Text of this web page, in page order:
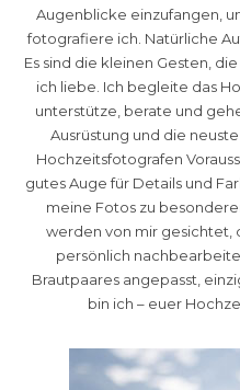
Augenblicke einzufangen,
fotografiere ich. Natürliche
Es sind die kleinen Gesten,
ich liebe. Ich begleite das
unterstütze, berate und
Ausrüstung und die
Hochzeitsfotografen
gutes Auge für Details und
meine Fotos zu
werden von mir gesichtet,
persönlich
Brautpaares angepasst,
bin ich – euer